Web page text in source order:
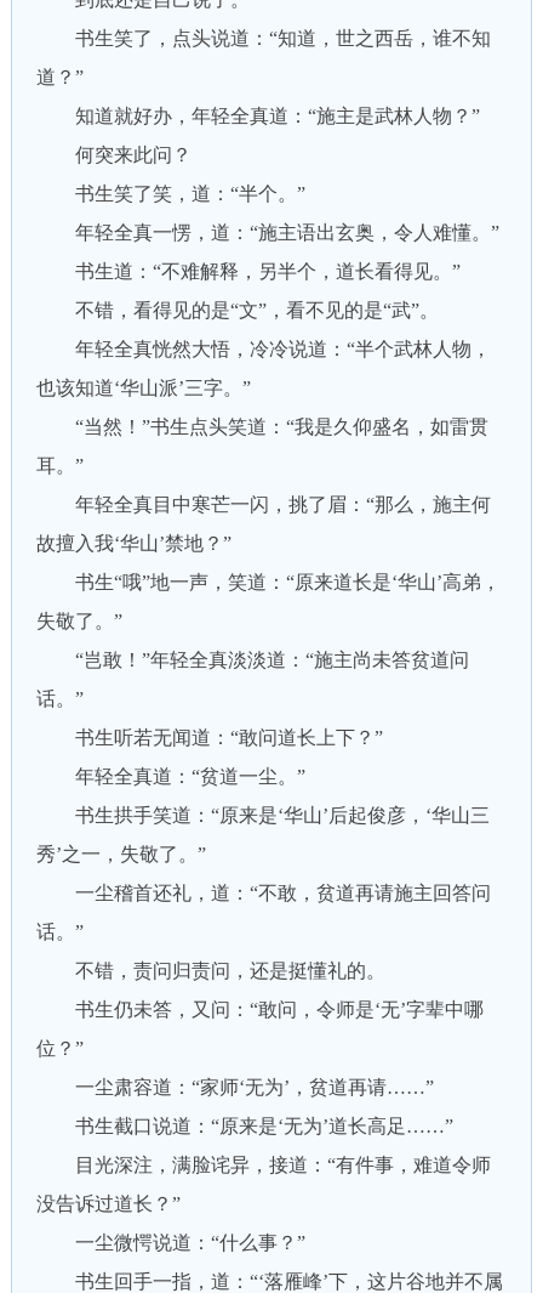
书生笑了，点头说道：“知道，世之西岳，谁不知
道？”
知道就好办，年轻全真道：“施主是武林人物？”
何突来此问？
书生笑了笑，道：“半个。”
年轻全真一愣，道：“施主语出玄奥，令人难懂。”
书生道：“不难解释，另半个，道长看得见。”
不错，看得见的是“文”，看不见的是“武”。
年轻全真恍然大悟，冷冷说道：“半个武林人物，
也该知道‘华山派’三字。”
“当然！”书生点头笑道：“我是久仰盛名，如雷贯
耳。”
年轻全真目中寒芒一闪，挑了眉：“那么，施主何
故擅入我‘华山’禁地？”
书生“哦”地一声，笑道：“原来道长是‘华山’高弟，
失敬了。”
“岂敢！”年轻全真淡淡道：“施主尚未答贫道问
话。”
书生听若无闻道：“敢问道长上下？”
年轻全真道：“贫道一尘。”
书生拱手笑道：“原来是‘华山’后起俊彦，‘华山三
秀’之一，失敬了。”
一尘稽首还礼，道：“不敢，贫道再请施主回答问
话。”
不错，责问归责问，还是挺懂礼的。
书生仍未答，又问：“敢问，令师是‘无’字辈中哪
位？”
一尘肃容道：“家师‘无为’，贫道再请……”
书生截口说道：“原来是‘无为’道长高足……”
目光深注，满脸诧异，接道：“有件事，难道令师
没告诉过道长？”
一尘微愕说道：“什么事？”
书生回手一指，道：“‘落雁峰’下，这片谷地并不属